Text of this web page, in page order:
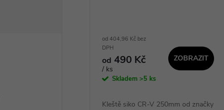
od 404,96 Kč bez
DPH
od 490 Kč
/ ks
Skladem >5 ks
ZOBRAZIT
Kleště siko CR-V 250mm od značky